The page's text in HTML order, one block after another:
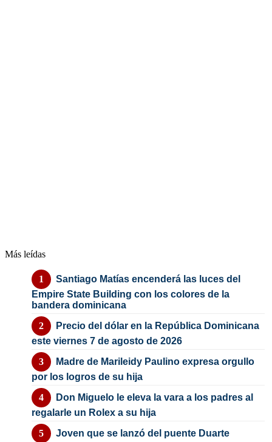
Más leídas
Santiago Matías encenderá las luces del
Empire State Building con los colores de la
bandera dominicana
Precio del dólar en la República Dominicana
este viernes 7 de agosto de 2026
Madre de Marileidy Paulino expresa orgullo
por los logros de su hija
Don Miguelo le eleva la vara a los padres al
regalarle un Rolex a su hija
Joven que se lanzó del puente Duarte